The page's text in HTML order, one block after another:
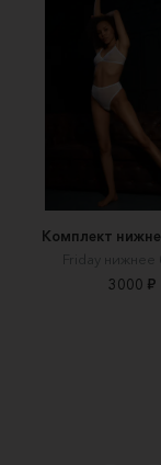
Комплект
Friday нижнее
3000 ₽